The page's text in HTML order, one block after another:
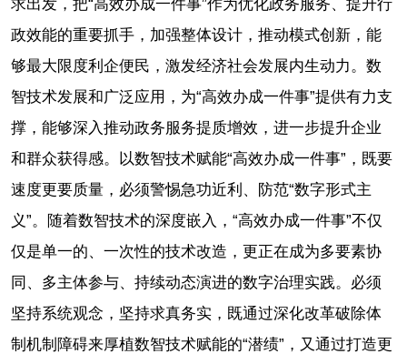
求出发，把“高效办成一件事”作为优化政务服务、提升行
政效能的重要抓手，加强整体设计，推动模式创新，能
够最大限度利企便民，激发经济社会发展内生动力。数
智技术发展和广泛应用，为“高效办成一件事”提供有力支
撑，能够深入推动政务服务提质增效，进一步提升企业
和群众获得感。以数智技术赋能“高效办成一件事”，既要
速度更要质量，必须警惕急功近利、防范“数字形式主
义”。随着数智技术的深度嵌入，“高效办成一件事”不仅
仅是单一的、一次性的技术改造，更正在成为多要素协
同、多主体参与、持续动态演进的数字治理实践。必须
坚持系统观念，坚持求真务实，既通过深化改革破除体
制机制障碍来厚植数智技术赋能的“潜绩”，又通过打造更